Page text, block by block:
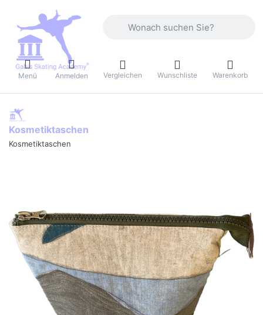
Menü Anmelden Vergleichen Wunschliste Warenkorb
Kosmetiktaschen
Kosmetiktaschen